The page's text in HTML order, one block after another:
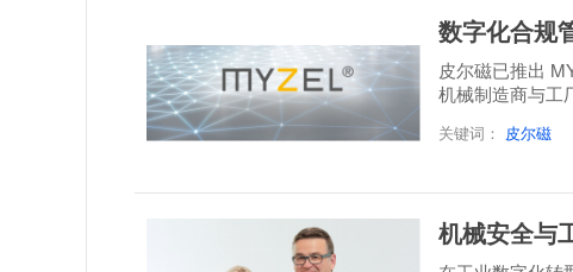
数字化合规
皮尔磁已推出
机械制造商与工
关键词： 皮尔磁
机械安全与